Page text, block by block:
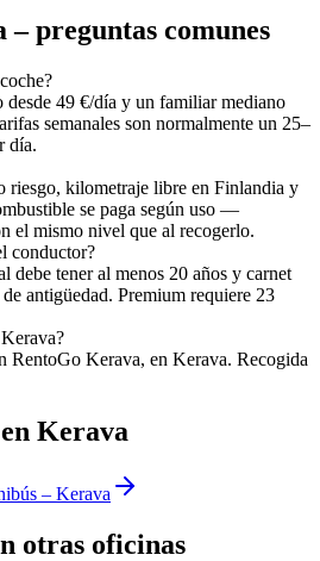
– preguntas comunes
49 €/día y un familiar mediano
semanales son normalmente un 25–
día.
riesgo, kilometraje libre en Finlandia y
se paga según uso —
el mismo nivel que al recogerlo.
conductor?
debe tener al menos 20 años y carnet
antigüedad. Premium requiere 23
RentoGo Kerava, en Kerava. Recogida
Kerava
– Kerava
otras oficinas